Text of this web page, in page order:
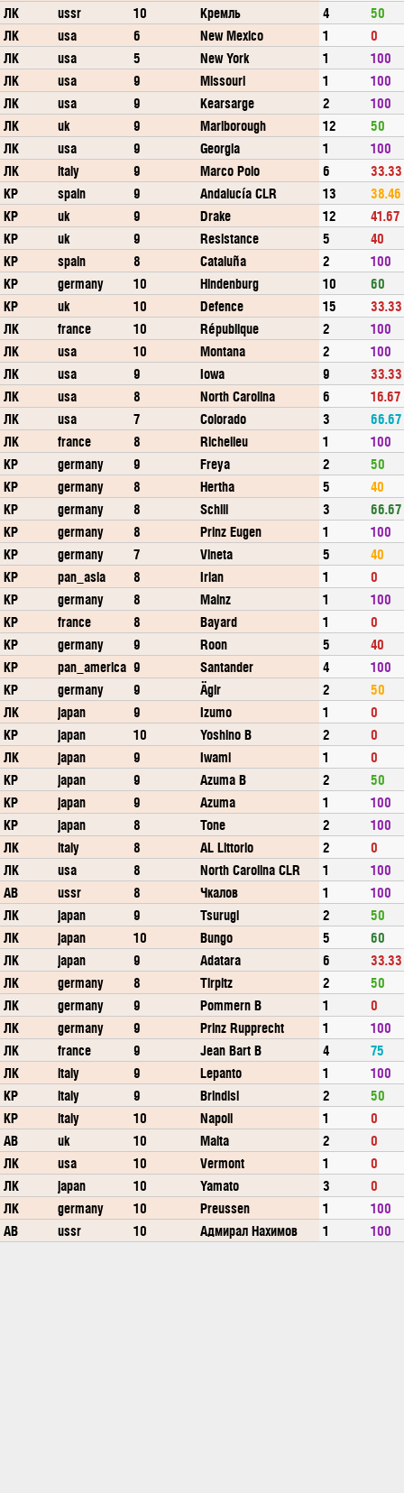
ЛК
ussr 10 Кремль 4
50
ЛК
usa 6 New Mexico 1
0
ЛК
usa 5 New York 1
100
ЛК
usa 9 Missouri 1
100
ЛК
usa 9 Kearsarge 2
100
ЛК
uk 9 Marlborough 12
50
ЛК
usa 9 Georgia 1
100
ЛК
italy 9 Marco Polo 6
33.33
КР
spain 9 Andalucía CLR 13
38.46
КР
uk 9 Drake 12
41.67
КР
uk 9 Resistance 5
40
КР
spain 8 Cataluña 2
100
КР
germany 10 Hindenburg 10
60
КР
uk 10 Defence 15
33.33
ЛК
france 10 République 2
100
ЛК
usa 10 Montana 2
100
ЛК
usa 9 Iowa 9
33.33
ЛК
usa 8 North Carolina 6
16.67
ЛК
usa 7 Colorado 3
66.67
ЛК
france 8 Richelieu 1
100
КР
germany 9 Freya 2
50
КР
germany 8 Hertha 5
40
КР
germany 8 Schill 3
66.67
КР
germany 8 Prinz Eugen 1
100
КР
germany 7 Vineta 5
40
КР
pan_asia 8 Irian 1
0
КР
germany 8 Mainz 1
100
КР
france 8 Bayard 1
0
КР
germany 9 Roon 5
40
КР
pan_america 9 Santander 4
100
КР
germany 9 Ägir 2
50
ЛК
japan 9 Izumo 1
0
КР
japan 10 Yoshino B 2
0
ЛК
japan 9 Iwami 1
0
КР
japan 9 Azuma B 2
50
КР
japan 9 Azuma 1
100
КР
japan 8 Tone 2
100
ЛК
italy 8 AL Littorio 2
0
ЛК
usa 8 North Carolina CLR 1
100
АВ
ussr 8 Чкалов 1
100
ЛК
japan 9 Tsurugi 2
50
ЛК
japan 10 Bungo 5
60
ЛК
japan 9 Adatara 6
33.33
ЛК
germany 8 Tirpitz 2
50
ЛК
germany 9 Pommern B 1
0
ЛК
germany 9 Prinz Rupprecht 1
100
ЛК
france 9 Jean Bart B 4
75
ЛК
italy 9 Lepanto 1
100
КР
italy 9 Brindisi 2
50
КР
italy 10 Napoli 1
0
АВ
uk 10 Malta 2
0
ЛК
usa 10 Vermont 1
0
ЛК
japan 10 Yamato 3
0
ЛК
germany 10 Preussen 1
100
АВ
ussr 10 Адмирал Нахимов 1 100